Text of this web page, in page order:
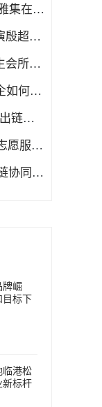
举行
国民健康
开业
生需求
奖项
志愿活动
新动能
牌崛
目标下
临港松
新标杆